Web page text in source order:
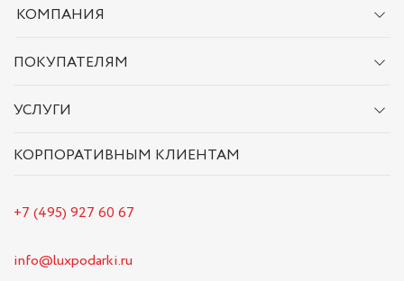
КОМПАНИЯ
ПОКУПАТЕЛЯМ
УСЛУГИ
КОРПОРАТИВНЫМ КЛИЕНТАМ
+7 (495) 927 60 67
info@luxpodarki.ru